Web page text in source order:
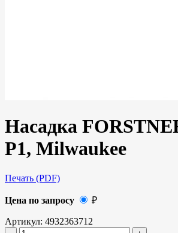
Насадка
P1, Milwaukee
Печать (PDF)
Цена по запросу ₽
Артикул: 4932363712